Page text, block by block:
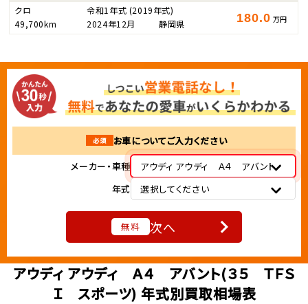
クロ 令和1年式 (2019年式)
49,700km
2024年12月 静岡県 180.0 万円
必須
お車についてご入力ください
メーカー・車種
アウディ アウディ Ａ４ アバント
年式
選択してください
無料 次へ
アウディ アウディ Ａ４ アバント(３５ ＴＦＳ
Ｉ スポーツ) 年式別買取相場表